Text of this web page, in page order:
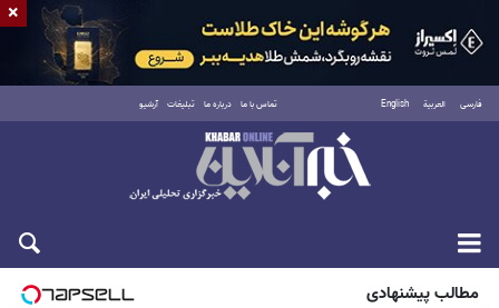
فارسی العربية English تماس با ما درباره ما تبلیغات آرشیو
شنبه ۱۷ مرداد ۱۴۰۵
مطالب پیشنهادی
×